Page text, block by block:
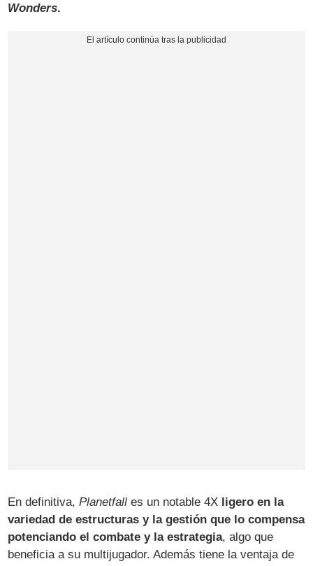
Wonders.
En definitiva,Planetfall es un notable 4X ligero en la
variedad de estructuras y la gestión que lo compensa
potenciando el combate y la estrategia, algo que
beneficia a su multijugador. Además tiene la ventaja de